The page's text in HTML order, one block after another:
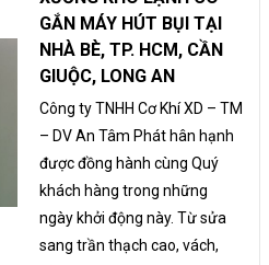
GẮN MÁY HÚT BỤI TẠI
NHÀ BÈ, TP. HCM, CẦN
GIUỘC, LONG AN
Công ty TNHH Cơ Khí XD – TM
– DV An Tâm Phát hân hạnh
được đồng hành cùng Quý
khách hàng trong những
ngày khởi động này. Từ sửa
sang trần thạch cao, vách,